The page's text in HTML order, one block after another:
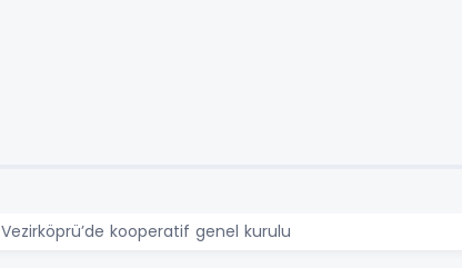
Vezirköprü’de kooperatif genel kurulu